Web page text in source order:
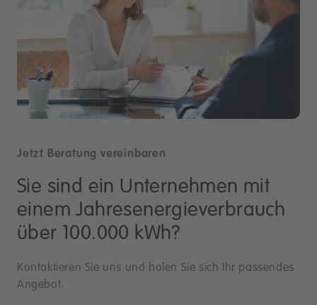
Jetzt Beratung vereinbaren
Sie sind ein Unternehmen mit
einem Jahresenergieverbrauch
über 100.000 kWh?
Kontaktieren Sie uns und holen Sie sich Ihr passendes
Angebot.